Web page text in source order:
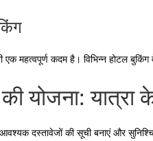
एक महत्वपूर्ण कदम है। विभिन्न होटल
की योजना:
आवश्यक दस्तावेजों की सूची बनाएं और